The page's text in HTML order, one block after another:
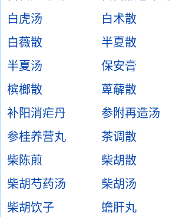
白虎汤
白术散
白薇散
半夏散
半夏汤
保安膏
槟榔散
萆薢散
补阳消疟丹
参附再造汤
参桂养营丸
茶调散
柴陈煎
柴胡散
柴胡芍药汤
柴胡汤
柴胡饮子
蟾肝丸